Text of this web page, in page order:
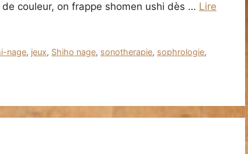
couleur, on frappe shomen ushi dès … Lire
nage, jeux, Shiho nage, sonotherapie, sophrologie,